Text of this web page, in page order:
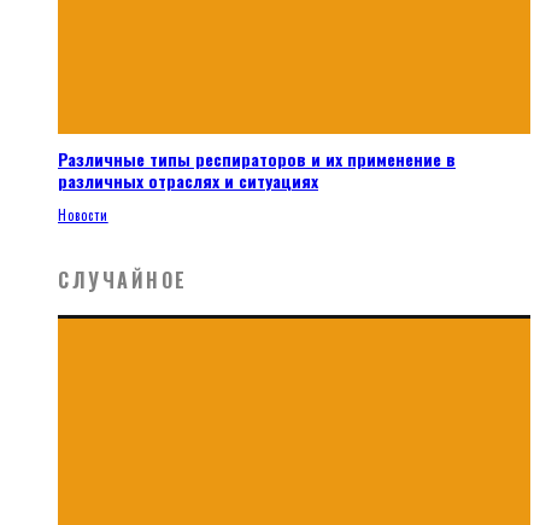
Различные типы респираторов и их применение в
различных отраслях и ситуациях
Новости
СЛУЧАЙНОЕ